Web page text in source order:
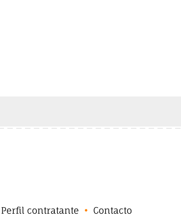
Perfil contratante Contacto